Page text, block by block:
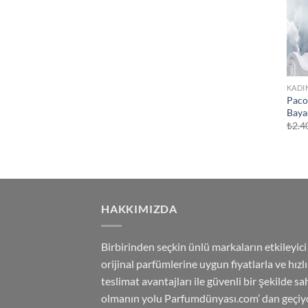
₺
HAKKIMIZDA
Birbirinden seçkin ünlü markaların etkileyici
orijinal parfümlerine uygun fiyatlarla ve hızlı
teslimat avantajları ile güvenli bir şekilde
olmanın yolu Parfumdünyası.com’ dan